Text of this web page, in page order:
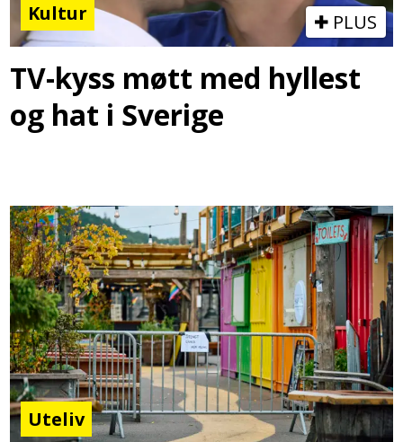
Kultur PLUS
TV-kyss møtt med hyllest
og hat i Sverige
Uteliv